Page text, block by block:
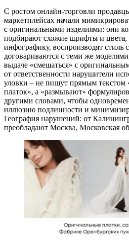
С ростом онлайн-торговли
маркетплейсах начали
с оригинальными изделиями: они
подбирают схожие шрифты и
инфографику, воспроизводят стиль
договариваются с теми же
выдаче «смешаться» с
от ответственности нарушители
уловки – не пишут прямым текстом
платок», а «размывают»
другими словами, чтобы
иллюзию подлинности и
География нарушений: от
преобладают Москва, Московская